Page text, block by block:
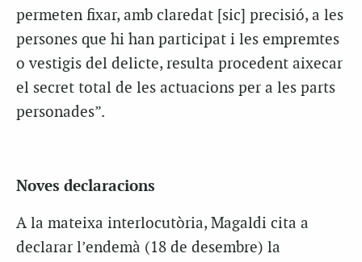
permeten fixar, amb claredat [sic] precisió, a les
persones que hi han participat i les empremtes
o vestigis del delicte, resulta procedent aixecar
el secret total de les actuacions per a les parts
personades”.
Noves declaracions
A la mateixa interlocutòria, Magaldi cita a
declarar l’endemà (18 de desembre) la